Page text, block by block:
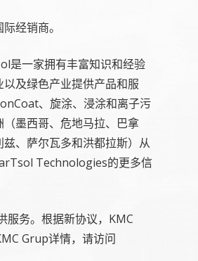
经销商。
是一家拥有丰富知识和经验
及绿色产业提供产品和服
、旋涂、浸涂和离子污
墨西哥、危地马拉、巴拿
、萨尔瓦多和洪都拉斯）从
Technologies的更多信
服务。根据新协议，KMC
Grup详情，请访问